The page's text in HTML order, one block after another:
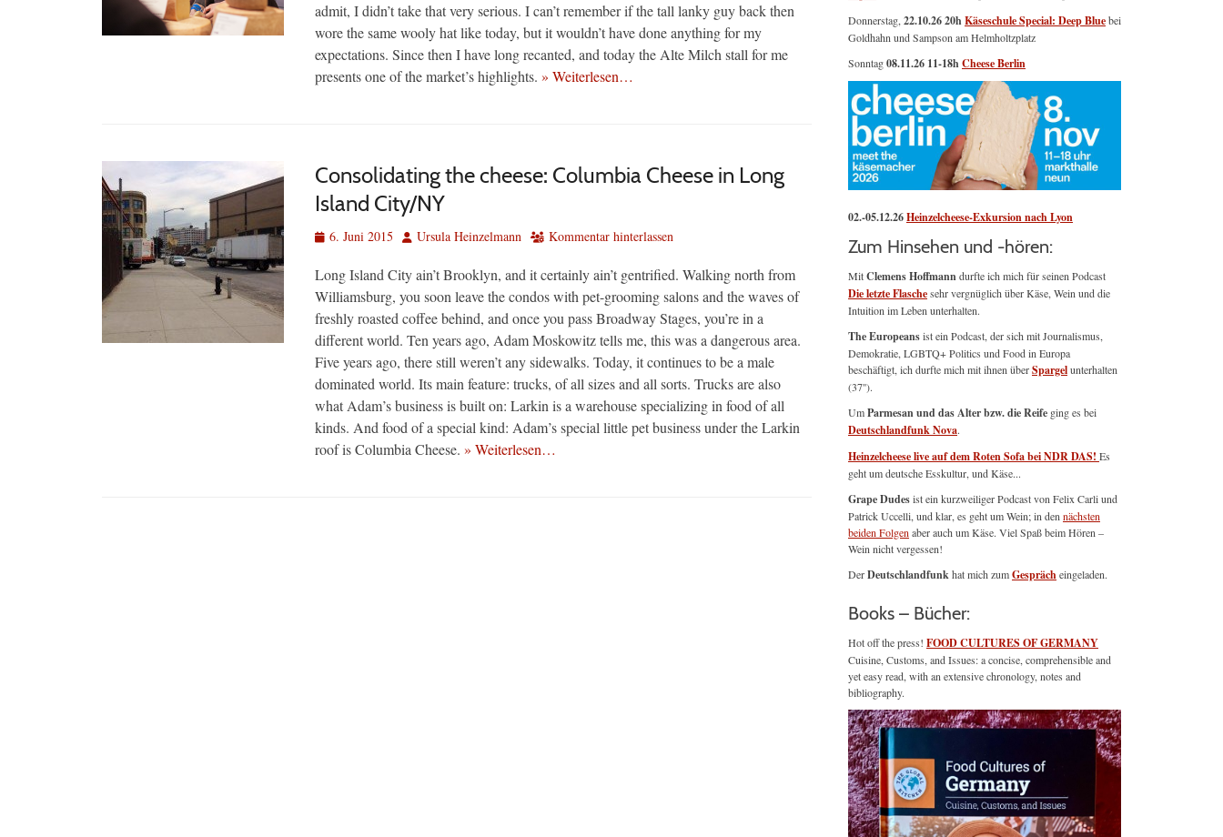
admit, I didn’t take that very serious. I can’t remember if the tall lanky guy back then
wore the same wooly hat like today, but it wouldn’t have done anything for my
expectations. Since then I have long recanted, and today the Alte Milch stall for me
presents one of the market’s highlights. » Weiterlesen…
Consolidating the cheese: Columbia Cheese in Long
Island City/NY
Veröffentlicht
6. Juni 2015 AutorUrsula Heinzelmann Kommentar hinterlassen
Long Island City ain’t Brooklyn, and it certainly ain’t gentrified. Walking north from
Williamsburg, you soon leave the condos with pet-grooming salons and the waves of
freshly roasted coffee behind, and once you pass Broadway Stages, you’re in a
different world. Ten years ago, Adam Moskowitz tells me, this was a dangerous area.
Five years ago, there still weren’t any sidewalks. Today, it continues to be a male
dominated world. Its main feature: trucks, of all sizes and all sorts. Trucks are also
what Adam’s business is built on: Larkin is a warehouse specializing in food of all
kinds. And food of a special kind: Adam’s special little pet business under the Larkin
roof is Columbia Cheese. » Weiterlesen…
Donnerstag, 22.10.26 20hKäseschule Special: Deep Bluebei
Goldhahn und Sampson am Helmholtzplatz
Sonntag08.11.26 11-18hCheese Berlin
02.-05.12.26Heinzelcheese-Exkursion nach Lyon
Zum Hinsehen und -hören:
MitClemens Hoffmanndurfte ich mich für seinen Podcast
Die letzte Flaschesehr vergnüglich über Käse, Wein und die
Intuition im Leben unterhalten.
The Europeansist ein Podcast, der sich mit Journalismus,
Demokratie, LGBTQ+ Politics und Food in Europa
beschäftigt, ich durfte mich mit ihnen überSpargelunterhalten
(37'').
UmParmesan und das Alter bzw. die Reife ging es bei
Deutschlandfunk Nova.
Heinzelcheese live auf dem Roten Sofa bei NDR DAS! Es
geht um deutsche Esskultur, und Käse...
Grape Dudesist ein kurzweiliger Podcast von Felix Carli und
Patrick Uccelli, und klar, es geht um Wein; in den nächsten
beiden Folgen aber auch um Käse. Viel Spaß beim Hören –
Wein nicht vergessen!
DerDeutschlandfunkhat mich zumGesprächeingeladen.
Books – Bücher:
Hot off the press! FOOD CULTURES OF GERMANY
Cuisine, Customs, and Issues: a concise, comprehensible and
yet easy read, with an extensive chronology, notes and
bibliography.